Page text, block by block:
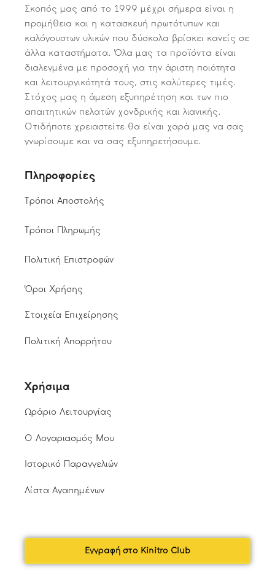
Σκοπός μας από το 1999 μέχρι σήμερα είναι η
προμήθεια και η κατασκευή πρωτότυπων και
καλόγουστων υλικών που δύσκολα βρίσκει κανείς σε
άλλα καταστήματα. Όλα μας τα προϊόντα είναι
διαλεγμένα με προσοχή για την άριστη ποιότητα
και λειτουργικότητά τους, στις καλύτερες τιμές.
Στόχος μας η άμεση εξυπηρέτηση και των πιο
απαιτητικών πελατών χονδρικής και λιανικής.
Οτιδήποτε χρειαστείτε θα είναι χαρά μας να σας
γνωρίσουμε και να σας εξυπηρετήσουμε.
Πληροφορίες
Τρόποι Αποστολής
Τρόποι Πληρωμής
Πολιτική Επιστροφών
Όροι Χρήσης
Στοιχεία Επιχείρησης
Πολιτική Απορρήτου
Χρήσιμα
Ωράριο Λειτουργίας
Ο Λογαριασμός Μου
Ιστορικό Παραγγελιών
Λίστα Αγαπημένων
Εγγραφή στο Kinitro Club